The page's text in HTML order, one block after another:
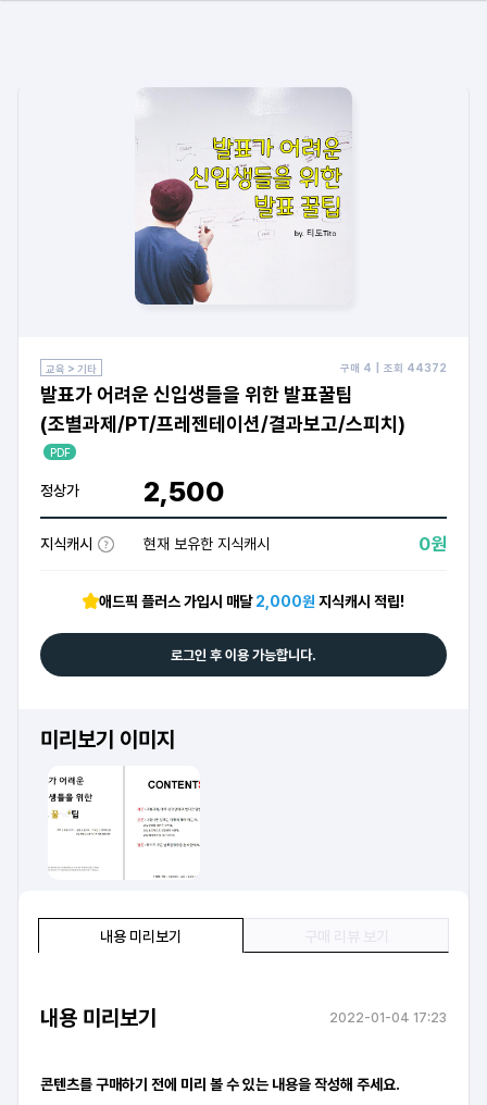
교육 > 기타 구매 4 | 조회 44372
발표가 어려운 신입생들을 위한 발표꿀팁
(조별과제/PT/프레젠테이션/결과보고/스피치)
PDF
정상가 2,500
지식캐시 현재 보유한 지식캐시 0원
애드픽 플러스 가입시 매달2,000원 지식캐시 적립!
로그인 후 이용 가능합니다.
내용 미리보기
내용 미리보기 2022-01-04 17:23
콘텐츠를 구매하기 전에 미리 볼 수 있는 내용을 작성해 주세요.
미리보기 이미지